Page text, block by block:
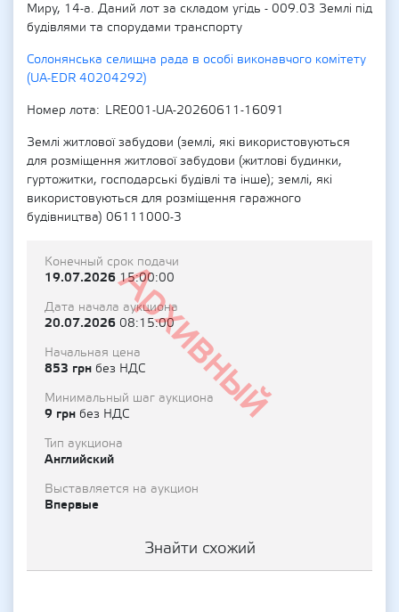
Миру, 14-а. Даний лот за складом угідь - 009.03 Землі під
будівлями та спорудами транспорту
Солонянська селищна рада в особі виконавчого комітету
(UA-EDR 40204292)
Номер лота
LRE001-UA-20260611-16091
Землі житлової забудови (землі, які використовуються
для розміщення житлової забудови (житлові будинки,
гуртожитки, господарські будівлі та інше); землі, які
використовуються для розміщення гаражного
будівництва) 06111000-3
Архивный
Конечный срок подачи
19.07.202615:00:00
Дата начала аукциона
20.07.2026 08:15:00
Начальная цена
853 грн без НДС
Минимальный шаг аукциона
9 грн без НДС
Тип аукциона
Английский
Выставляется на аукцион
Впервые
Знайти схожий